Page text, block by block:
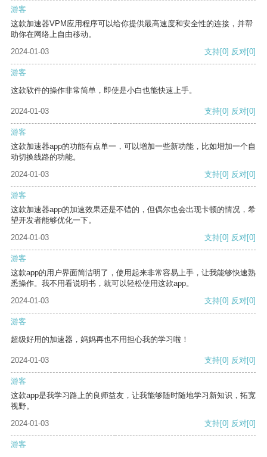
游客
这款加速器VPM应用程序可以给你提供最高速度和安全性的连接，并帮
助你在网络上自由移动。
2024-01-03
支持[0] 反对[0]
游客
这款软件的操作非常简单，即使是小白也能快速上手。
2024-01-03 支持[0] 反对[0]
游客
这款加速器app的功能有点单一，可以增加一些新功能，比如增加一个自
动切换线路的功能。
2024-01-03
支持[0] 反对[0]
游客
这款加速器app的加速效果还是不错的，但偶尔也会出现卡顿的情况，希
望开发者能够优化一下。
2024-01-03
支持[0] 反对[0]
游客
这款app的用户界面简洁明了，使用起来非常容易上手，让我能够快速熟
悉操作。我不用看说明书，就可以轻松使用这款app。
2024-01-03
支持[0] 反对[0]
游客
超级好用的加速器，妈妈再也不用担心我的学习啦！
2024-01-03 支持[0] 反对[0]
游客
这款app是我学习路上的良师益友，让我能够随时随地学习新知识，拓宽
视野。
2024-01-03
支持[0] 反对[0]
游客